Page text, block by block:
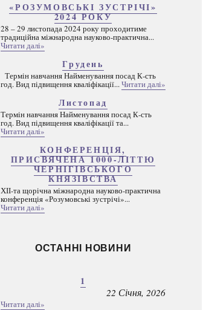
«РОЗУМОВСЬКІ ЗУСТРІЧІ»
2024 РОКУ
28 – 29 листопада 2024 року проходитиме
традиційна міжнародна науково-практична...
Читати далі»
Грудень
Термін навчання Найменування посад К-сть
год. Вид підвищення кваліфікації...Читати далі»
Листопад
Термін навчання Найменування посад К-сть
год. Вид підвищення кваліфікації та...
Читати далі»
КОНФЕРЕНЦІЯ,
ПРИСВЯЧЕНА 1000-ЛІТТЮ
ЧЕРНІГІВСЬКОГО
КНЯЗІВСТВА
ХІІ-та щорічна міжнародна науково-практична
конференція «Розумовські зустрічі»...
Читати далі»
ОСТАННІ НОВИНИ
1
22 Січня, 2026
Читати далі»